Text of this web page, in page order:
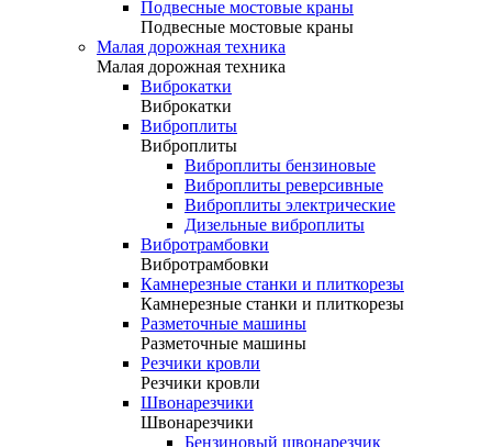
Подвесные мостовые краны
Подвесные мостовые краны
Малая дорожная техника
Малая дорожная техника
Виброкатки
Виброкатки
Виброплиты
Виброплиты
Виброплиты бензиновые
Виброплиты реверсивные
Виброплиты электрические
Дизельные виброплиты
Вибротрамбовки
Вибротрамбовки
Камнерезные станки и плиткорезы
Камнерезные станки и плиткорезы
Разметочные машины
Разметочные машины
Резчики кровли
Резчики кровли
Швонарезчики
Швонарезчики
Бензиновый швонарезчик